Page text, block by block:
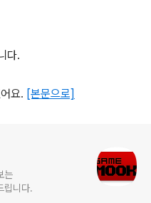
다.
요. [본문으로]
니다.